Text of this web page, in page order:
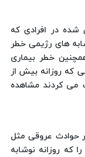
در افرادی که
های رژیمی خطر
خطر بیماری
که روزانه بیش از
می کردند مشاهده
حوادث عروقی مثل
که روزانه نوشابه